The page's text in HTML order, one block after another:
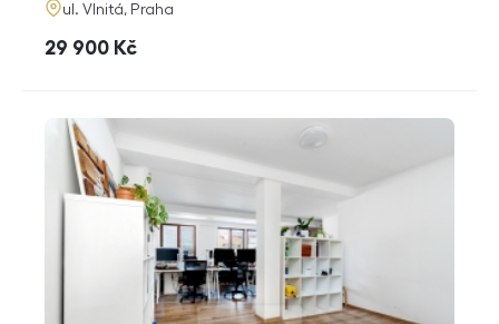
adresa
ul. Vlnitá, Praha
cena
29 900 Kč